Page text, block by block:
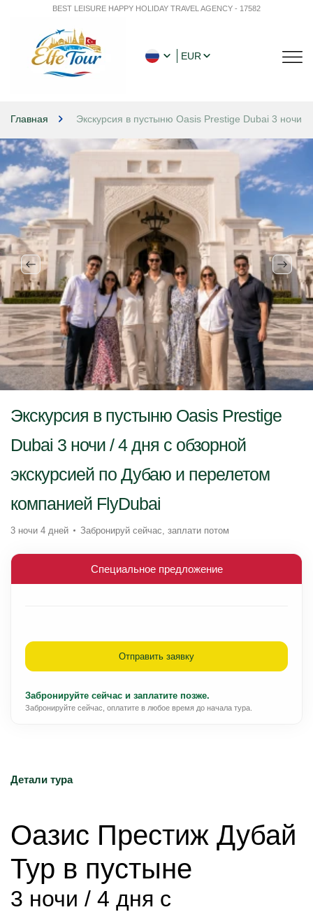
BEST LEISURE HAPPY HOLIDAY TRAVEL AGENCY - 17582
EUR
Главная Экскурсия в пустыню Oasis Prestige Dubai 3 ночи
Детали тура
Оазис Престиж Дубай
Тур в пустыне
3 ночи / 4 дня с
Экскурсия в пустыню Oasis Prestige
Dubai 3 ночи / 4 дня с обзорной
экскурсией по Дубаю и перелетом
компанией FlyDubai
3 ночи 4 дней Забронируй сейчас, заплати потом
Специальное предложение
Отправить заявку
Забронируйте сейчас и заплатите позже.
Забронируйте сейчас, оплатите в любое время до начала тура.